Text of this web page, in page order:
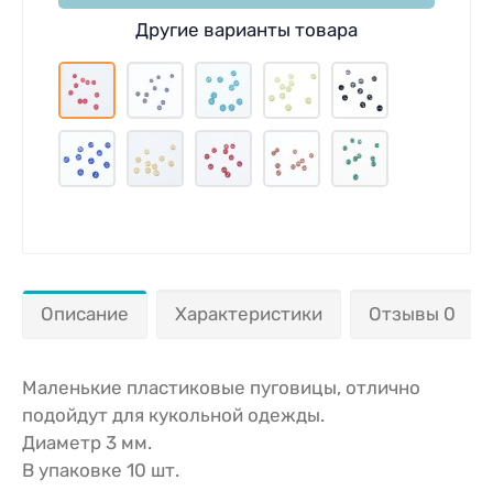
Другие варианты товара
Описание Характеристики Отзывы 0
Маленькие пластиковые пуговицы, отлично
подойдут для кукольной одежды.
Диаметр 3 мм.
В упаковке 10 шт.